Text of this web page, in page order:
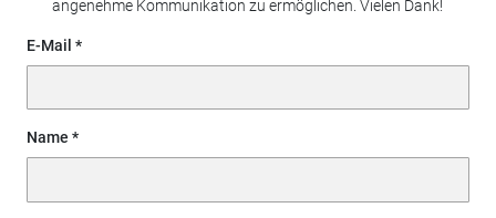
angenehme Kommunikation zu ermöglichen. Vielen Dank!
E-Mail
Name